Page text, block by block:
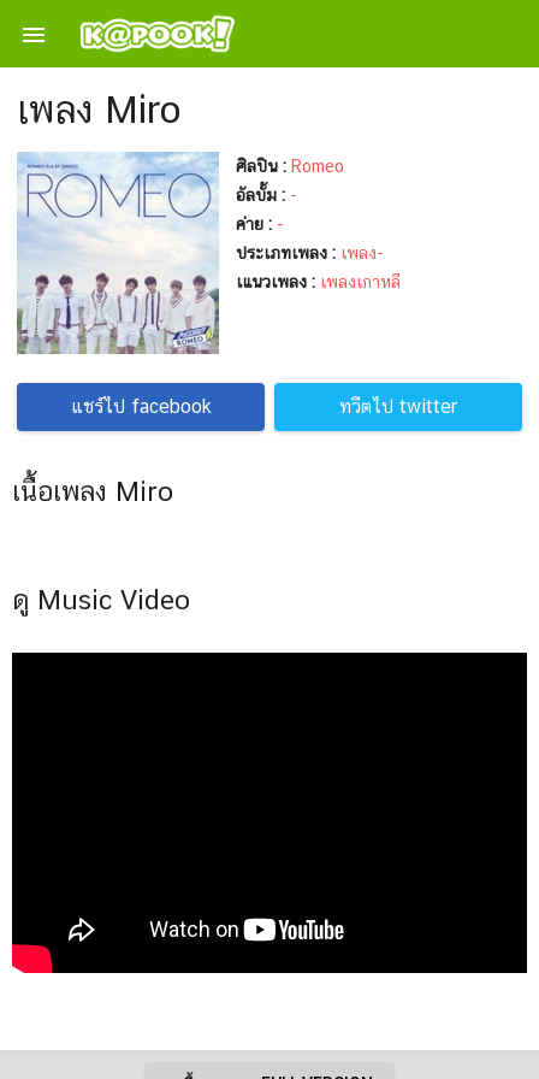

เพลง Miro
ศิลปิน : Romeo
อัลบั้ม : -
ค่าย : -
ประเภทเพลง : เพลง-
เแนวเพลง : เพลงเกาหลี
แชร์ไป facebook ทวีตไป twitter
เนื้อเพลง Miro
ดู Music Video